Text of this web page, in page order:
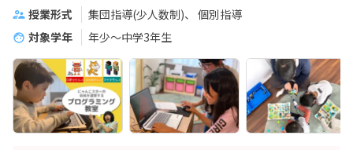
授業形式
集団指導(少人数制)
個別指導
対象学年
年少～中学3年生